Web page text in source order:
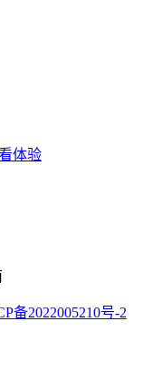
体验
备2022005210号-2